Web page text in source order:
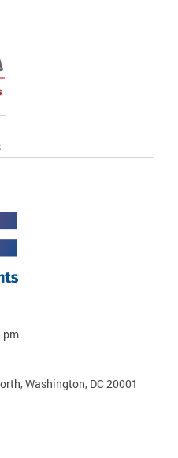
pm
Washington, DC 20001